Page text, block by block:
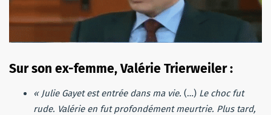
Sur son ex-femme, Valérie Trierweiler :
« Julie Gayet est entrée dans ma vie. (…) Le choc fut
rude. Valérie en fut profondément meurtrie. Plus tard,